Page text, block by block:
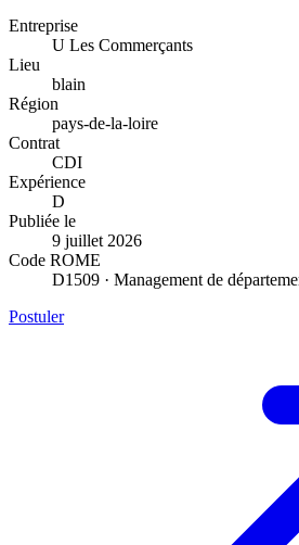
Entreprise
U Les Commerçants
Lieu
blain
Région
pays-de-la-loire
Contrat
CDI
Expérience
D
Publiée le
9 juillet 2026
Code ROME
D1509 · Management de
Postuler